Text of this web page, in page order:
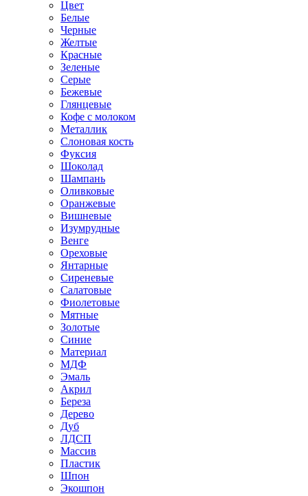
Цвет
Белые
Черные
Желтые
Красные
Зеленые
Серые
Бежевые
Глянцевые
Кофе с молоком
Металлик
Слоновая кость
Фуксия
Шоколад
Шампань
Оливковые
Оранжевые
Вишневые
Изумрудные
Венге
Ореховые
Янтарные
Сиреневые
Салатовые
Фиолетовые
Мятные
Золотые
Синие
Материал
МДФ
Эмаль
Акрил
Береза
Дерево
Дуб
ЛДСП
Массив
Пластик
Шпон
Экошпон